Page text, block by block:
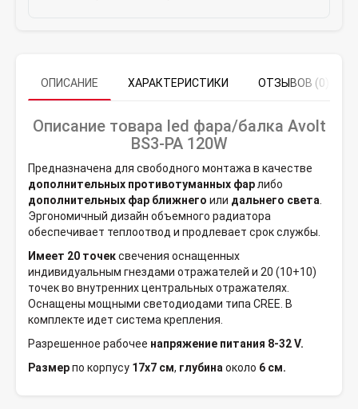
ОПИСАНИЕ ХАРАКТЕРИСТИКИ ОТЗЫВОВ (0)
Описание товара led фара/балка Avolt
BS3-PA 120W
Предназначена для свободного монтажа в качестве
дополнительных противотуманных фарлибо
дополнительных фар ближнего или дальнего света
Эргономичный дизайн объемного радиатора
обеспечивает теплоотвод и продлевает срок службы.
Имеет 20 точексвечения оснащенных
индивидуальным гнездами отражателей и 20 (10+10)
точек во внутренних центральных отражателях.
Оснащены мощными светодиодами типа CREE. В
комплекте идет система крепления.
Разрешенное рабочее напряжение питания 8-32 V.
Размерпо корпусу 17х7 см, глубина около 6 см.